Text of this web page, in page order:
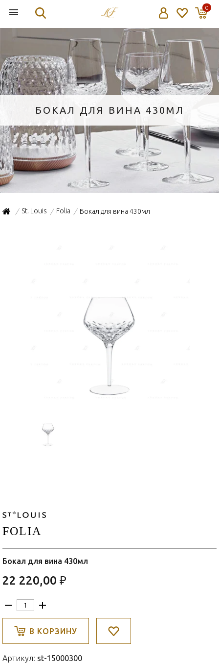
0
БОКАЛ ДЛЯ ВИНА 430МЛ
/ St. Louis / Folia / Бокал для вина 430мл
FOLIA
Бокал для вина 430мл
22 220,00 ₽
В КОРЗИНУ
Артикул: st-15000300